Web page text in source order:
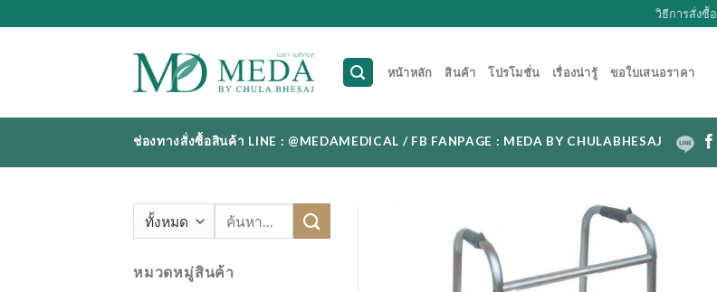
to
วิธีการสั่งซื้อ
หน้าหลัก สินค้า โปรโมชั่น เรื่องน่ารู้ ขอใบเสนอราคา
ช่องทางสั่งซื้อสินค้า LINE : @MEDAMEDICAL / FB FANPAGE : MEDA BY CHULABHESAJ
ค้นหา:
หมวดหมู่สินค้า